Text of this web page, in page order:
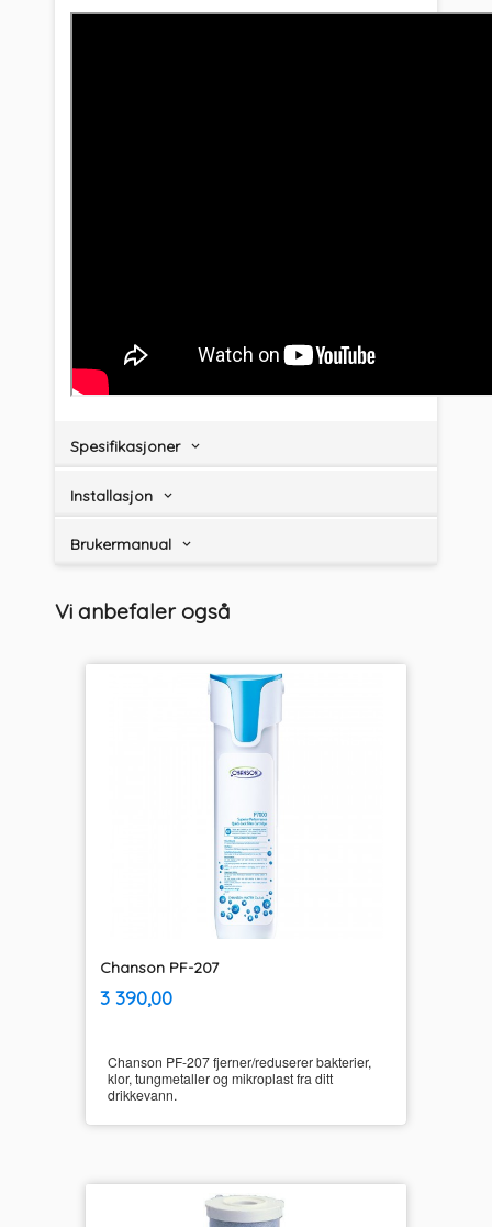
Spesifikasjoner
Installasjon
Brukermanual
Vi anbefaler også
Chanson PF-207
Pris
3 390,00mva.
Chanson PF-207 fjerner/reduserer bakterier,
klor, tungmetaller og mikroplast fra ditt
drikkevann.